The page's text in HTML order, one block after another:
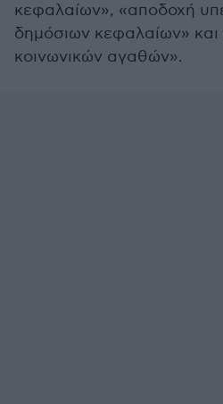
κεφαλαίων», «αποδοχή
δημόσιων κεφαλαίων»
κοινωνικών αγαθών».